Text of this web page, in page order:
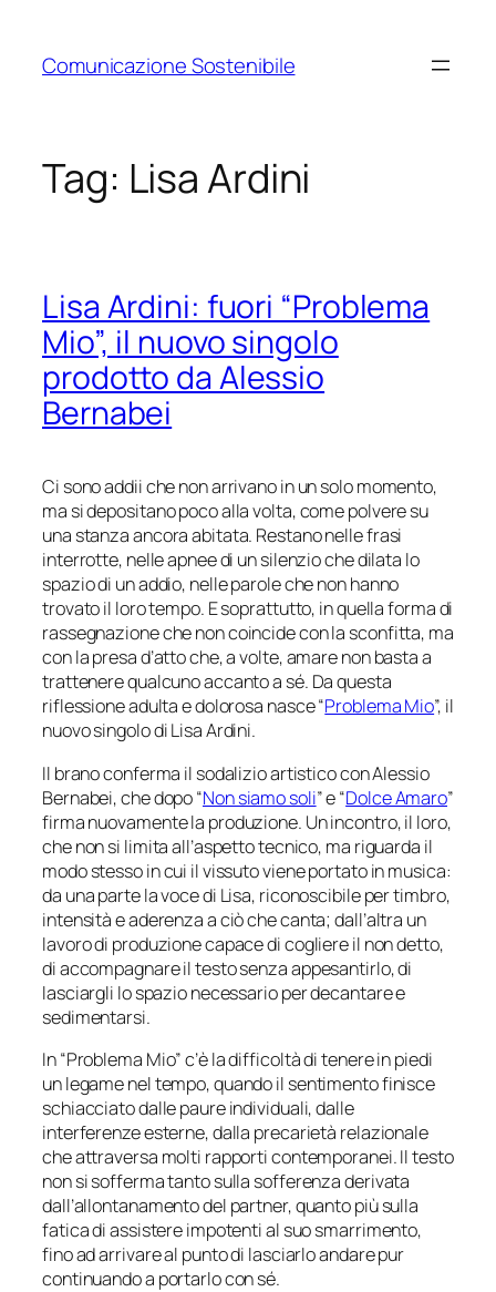
contenuto
Comunicazione Sostenibile
Tag: Lisa Ardini
Lisa Ardini: fuori “Problema
Mio”, il nuovo singolo
prodotto da Alessio
Bernabei
Ci sono addii che non arrivano in un solo momento,
ma si depositano poco alla volta, come polvere su
una stanza ancora abitata. Restano nelle frasi
interrotte, nelle apnee di un silenzio che dilata lo
spazio di un addio, nelle parole che non hanno
trovato il loro tempo. E soprattutto, in quella forma di
rassegnazione che non coincide con la sconfitta, ma
con la presa d’atto che, a volte, amare non basta a
trattenere qualcuno accanto a sé. Da questa
riflessione adulta e dolorosa nasce “Problema Mio”, il
nuovo singolo di Lisa Ardini.
Il brano conferma il sodalizio artistico con Alessio
Bernabei, che dopo “Non siamo soli” e “Dolce Amaro”
firma nuovamente la produzione. Un incontro, il loro,
che non si limita all’aspetto tecnico, ma riguarda il
modo stesso in cui il vissuto viene portato in musica:
da una parte la voce di Lisa, riconoscibile per timbro,
intensità e aderenza a ciò che canta; dall’altra un
lavoro di produzione capace di cogliere il non detto,
di accompagnare il testo senza appesantirlo, di
lasciargli lo spazio necessario per decantare e
sedimentarsi.
In “Problema Mio” c’è la difficoltà di tenere in piedi
un legame nel tempo, quando il sentimento finisce
schiacciato dalle paure individuali, dalle
interferenze esterne, dalla precarietà relazionale
che attraversa molti rapporti contemporanei. Il testo
non si sofferma tanto sulla sofferenza derivata
dall’allontanamento del partner, quanto più sulla
fatica di assistere impotenti al suo smarrimento,
fino ad arrivare al punto di lasciarlo andare pur
continuando a portarlo con sé.